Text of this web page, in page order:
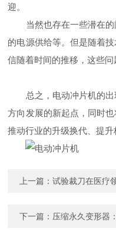
迎。
当然也存在一些潜在的
的电源供给等。但是随着
信随着时间的推移，这些问
总之，电动冲片机的出
方向发展的新起点，同时
推动行业的升级换代、提升
上一篇：试验裁刀在医疗
下一篇： 压缩永久变形器